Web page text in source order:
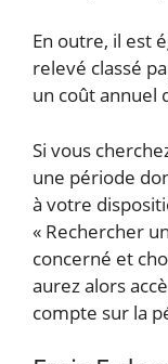
En outre, il est
relevé classé
un coût annuel
Si vous
une période
à votre
« Rechercher
concerné et
aurez alors
compte sur la